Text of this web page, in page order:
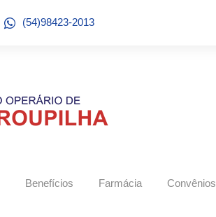
(54)98423-2013
Benefícios Farmácia Convênios